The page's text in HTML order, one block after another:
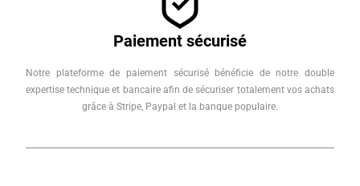
Paiement sécurisé
Notre plateforme de paiement sécurisé bénéficie de notre double
expertise technique et bancaire afin de sécuriser totalement vos achats
grâce à Stripe, Paypal et la banque populaire.